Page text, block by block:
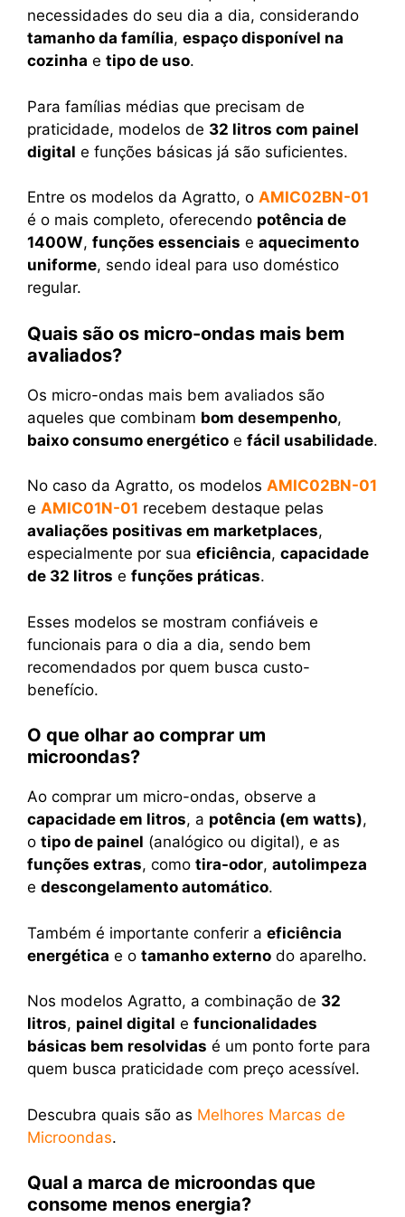
necessidades do seu dia a dia, considerando
tamanho da família, espaço disponível na
cozinha e tipo de uso.
Para famílias médias que precisam de
praticidade, modelos de 32 litros com painel
digital e funções básicas já são suficientes.
Entre os modelos da Agratto, o AMIC02BN-01
é o mais completo, oferecendo potência de
1400W, funções essenciais e aquecimento
uniforme, sendo ideal para uso doméstico
regular.
Quais são os micro-ondas mais bem
avaliados?
Os micro-ondas mais bem avaliados são
aqueles que combinam bom desempenho,
baixo consumo energético e fácil usabilidade.
No caso da Agratto, os modelos AMIC02BN-01
e AMIC01N-01 recebem destaque pelas
avaliações positivas em marketplaces,
especialmente por sua eficiência, capacidade
de 32 litros e funções práticas.
Esses modelos se mostram confiáveis e
funcionais para o dia a dia, sendo bem
recomendados por quem busca custo-
benefício.
O que olhar ao comprar um
microondas?
Ao comprar um micro-ondas, observe a
capacidade em litros, a potência (em watts),
o tipo de painel (analógico ou digital), e as
funções extras, como tira-odor, autolimpeza
e descongelamento automático.
Também é importante conferir a eficiência
energética e o tamanho externo do aparelho.
Nos modelos Agratto, a combinação de 32
litros, painel digital e funcionalidades
básicas bem resolvidas é um ponto forte para
quem busca praticidade com preço acessível.
Descubra quais são as Melhores Marcas de
Microondas.
Qual a marca de microondas que
consome menos energia?